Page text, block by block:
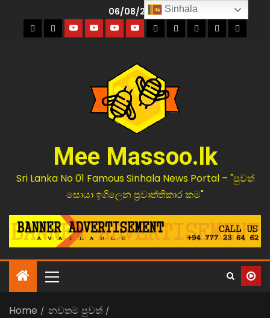
06/08/2026
Mee Massoo.lk
Sri Lanka No 01 Famous Sinhala News Portal – "පුවත්
සොයා ඉගිලෙන ප්‍රවෘත්තිකාර කම"
Home
නවතම පුවත්
Sinhala